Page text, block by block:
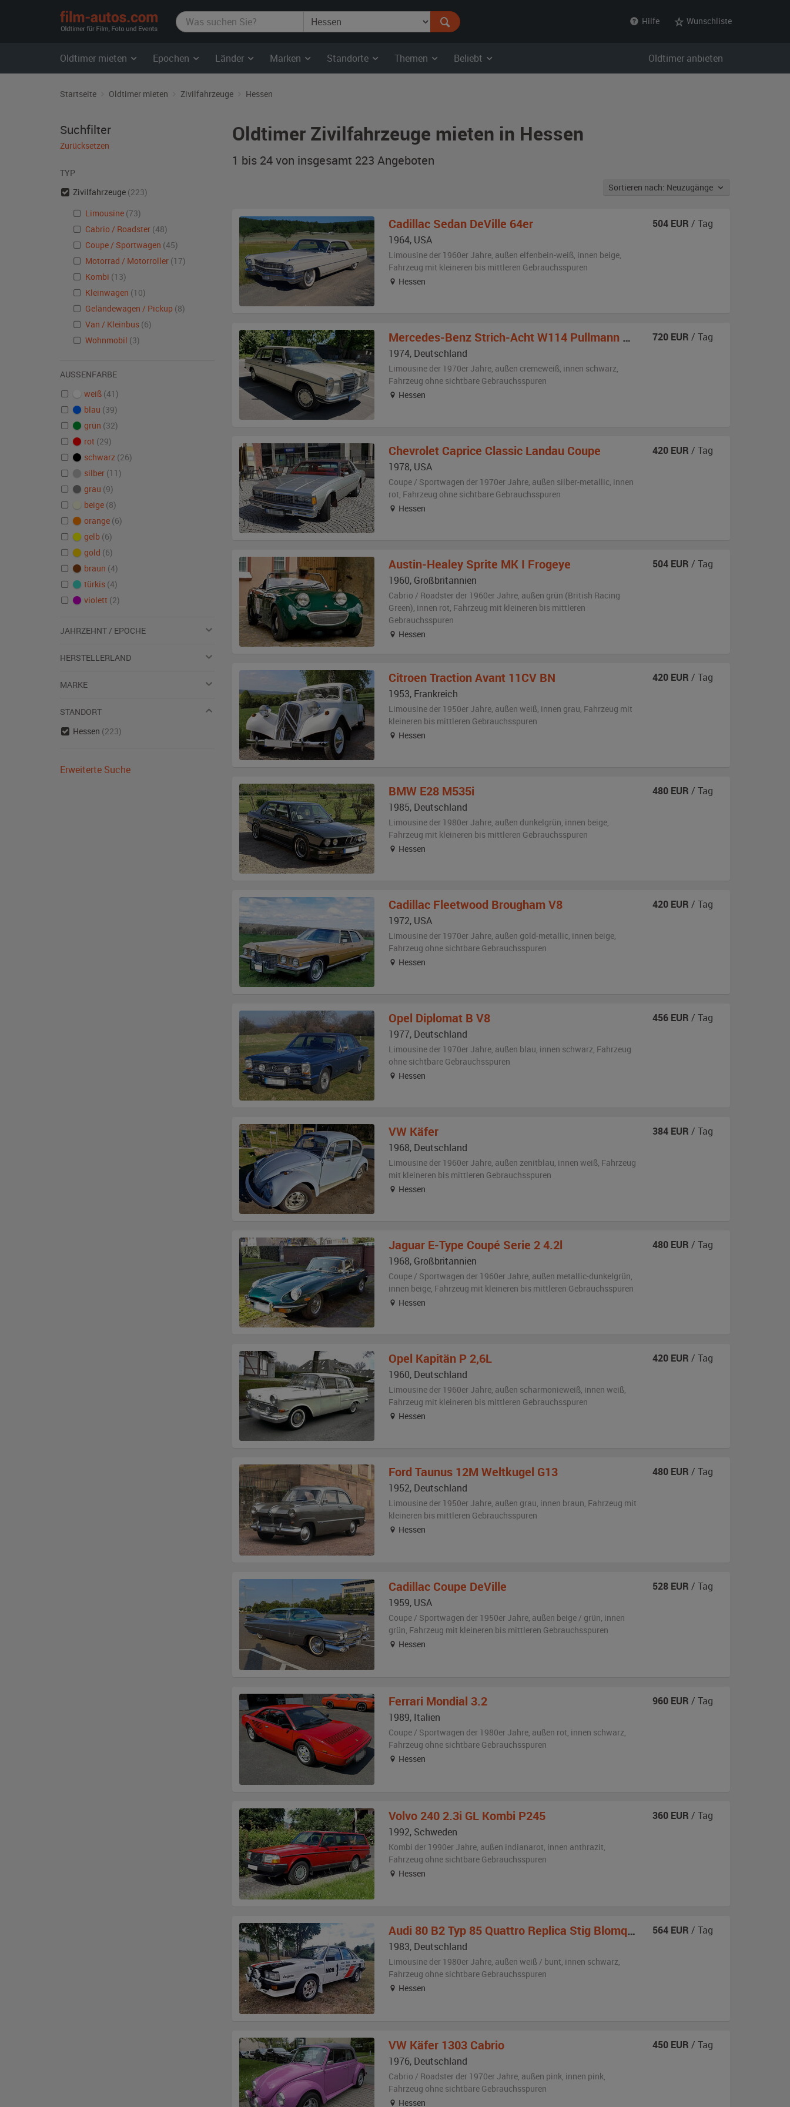
film-
autos.com
Hilfe Wunschliste
Oldtimer mieten Epochen Länder Marken Standorte Themen Beliebt Oldtimer anbieten
Startseite Oldtimer mieten Zivilfahrzeuge Hessen
Oldtimer Zivilfahrzeuge mieten in Hessen
1 bis 24 von insgesamt 223 Angeboten
Sortieren nach: Neuzugänge
Cadillac Sedan DeVille 64er
1964, USA
Limousine der 1960er Jahre, außen elfenbein-weiß, innen beige,
Fahrzeug mit kleineren bis mittleren Gebrauchsspuren
Hessen
504 EUR / Tag
Mercedes-Benz Strich-Acht W114 Pullmann mit Faltdach
1974, Deutschland
Limousine der 1970er Jahre, außen cremeweiß, innen schwarz,
Fahrzeug ohne sichtbare Gebrauchsspuren
Hessen
720 EUR / Tag
Chevrolet Caprice Classic Landau Coupe
1978, USA
Coupe / Sportwagen der 1970er Jahre, außen silber-metallic, innen
rot, Fahrzeug ohne sichtbare Gebrauchsspuren
Hessen
420 EUR / Tag
Austin-Healey Sprite MK I Frogeye
1960, Großbritannien
Cabrio / Roadster der 1960er Jahre, außen grün (British Racing
Green), innen rot, Fahrzeug mit kleineren bis mittleren
Gebrauchsspuren
Hessen
504 EUR / Tag
Citroen Traction Avant 11CV BN
1953, Frankreich
Limousine der 1950er Jahre, außen weiß, innen grau, Fahrzeug mit
kleineren bis mittleren Gebrauchsspuren
Hessen
420 EUR / Tag
BMW E28 M535i
1985, Deutschland
Limousine der 1980er Jahre, außen dunkelgrün, innen beige,
Fahrzeug mit kleineren bis mittleren Gebrauchsspuren
Hessen
480 EUR / Tag
Cadillac Fleetwood Brougham V8
1972, USA
Limousine der 1970er Jahre, außen gold-metallic, innen beige,
Fahrzeug ohne sichtbare Gebrauchsspuren
Hessen
420 EUR / Tag
Opel Diplomat B V8
1977, Deutschland
Limousine der 1970er Jahre, außen blau, innen schwarz, Fahrzeug
ohne sichtbare Gebrauchsspuren
Hessen
456 EUR / Tag
VW Käfer
1968, Deutschland
Limousine der 1960er Jahre, außen zenitblau, innen weiß, Fahrzeug
mit kleineren bis mittleren Gebrauchsspuren
Hessen
384 EUR / Tag
Jaguar E-Type Coupé Serie 2 4.2l
1968, Großbritannien
Coupe / Sportwagen der 1960er Jahre, außen metallic-dunkelgrün,
innen beige, Fahrzeug mit kleineren bis mittleren Gebrauchsspuren
Hessen
480 EUR / Tag
Opel Kapitän P 2,6L
1960, Deutschland
Limousine der 1960er Jahre, außen scharmonieweiß, innen weiß,
Fahrzeug mit kleineren bis mittleren Gebrauchsspuren
Hessen
420 EUR / Tag
Ford Taunus 12M Weltkugel G13
1952, Deutschland
Limousine der 1950er Jahre, außen grau, innen braun, Fahrzeug mit
kleineren bis mittleren Gebrauchsspuren
Hessen
480 EUR / Tag
Cadillac Coupe DeVille
1959, USA
Coupe / Sportwagen der 1950er Jahre, außen beige / grün, innen
grün, Fahrzeug mit kleineren bis mittleren Gebrauchsspuren
Hessen
528 EUR / Tag
Ferrari Mondial 3.2
1989, Italien
Coupe / Sportwagen der 1980er Jahre, außen rot, innen schwarz,
Fahrzeug ohne sichtbare Gebrauchsspuren
Hessen
960 EUR / Tag
Volvo 240 2.3i GL Kombi P245
1992, Schweden
Kombi der 1990er Jahre, außen indianarot, innen anthrazit,
Fahrzeug ohne sichtbare Gebrauchsspuren
Hessen
360 EUR / Tag
Audi 80 B2 Typ 85 Quattro Replica Stig Blomqvist
1983, Deutschland
Limousine der 1980er Jahre, außen weiß / bunt, innen schwarz,
Fahrzeug ohne sichtbare Gebrauchsspuren
Hessen
564 EUR / Tag
VW Käfer 1303 Cabrio
1976, Deutschland
Cabrio / Roadster der 1970er Jahre, außen pink, innen pink,
Fahrzeug ohne sichtbare Gebrauchsspuren
Hessen
450 EUR / Tag
Suchfilter
Zurücksetzen
TYP
Zivilfahrzeuge (223)
Limousine (73)
Cabrio / Roadster (48)
Coupe / Sportwagen (45)
Motorrad / Motorroller (17)
Kombi (13)
Kleinwagen (10)
Geländewagen / Pickup (8)
Van / Kleinbus (6)
Wohnmobil (3)
AUSSENFARBE
weiß (41)
blau (39)
grün (32)
rot (29)
schwarz (26)
silber (11)
grau (9)
beige (8)
orange (6)
gelb (6)
gold (6)
braun (4)
türkis (4)
violett (2)
JAHRZEHNT / EPOCHE
HERSTELLERLAND
MARKE
STANDORT
Hessen (223)
Erweiterte Suche